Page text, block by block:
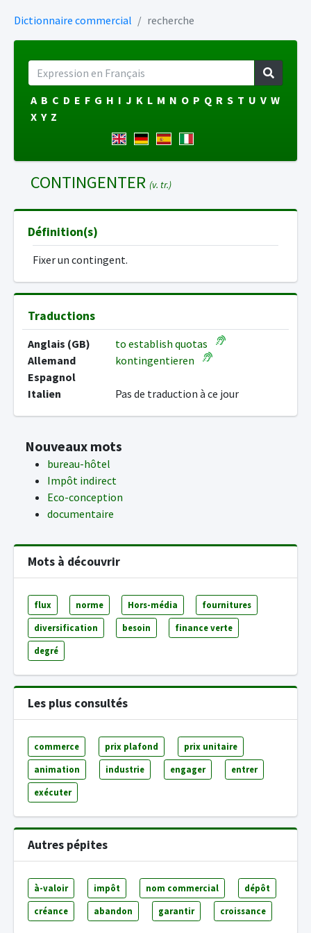
Dictionnaire commercial recherche
A B C D E F G H I J K L M N O P Q R S T U V W
X Y Z
CONTINGENTER (v. tr.)
Définition(s)
Fixer un contingent.
Traductions
Anglais (GB)
to establish quotas
Allemand
kontingentieren
Espagnol
Italien
Pas de traduction à ce jour
Nouveaux mots
bureau-hôtel
Impôt indirect
Eco-conception
documentaire
Mots à découvrir
flux norme Hors-média fournitures
diversification besoin finance verte
degré
Les plus consultés
commerce prix plafond prix unitaire
animation industrie engager entrer
exécuter
Autres pépites
à-valoir impôt nom commercial dépôt
créance abandon garantir croissance